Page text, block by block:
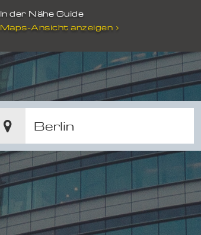
In der Nähe Guide
Maps-Ansicht anzeigen